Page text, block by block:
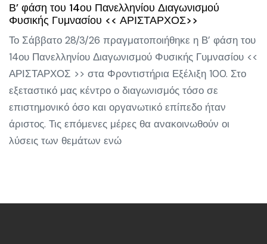
Β’ φάση του 14ου Πανελληνίου Διαγωνισμού
Φυσικής Γυμνασίου << ΑΡΙΣΤΑΡΧΟΣ>>
Το Σάββατο 28/3/26 πραγματοποιήθηκε η Β’ φάση του
14ου Πανελληνίου Διαγωνισμού Φυσικής Γυμνασίου <<
ΑΡΙΣΤΑΡΧΟΣ >> στα Φροντιστήρια Εξέλιξη 100. Στο
εξεταστικό μας κέντρο ο διαγωνισμός τόσο σε
επιστημονικό όσο και οργανωτικό επίπεδο ήταν
άριστος. Τις επόμενες μέρες θα ανακοινωθούν οι
λύσεις των θεμάτων ενώ